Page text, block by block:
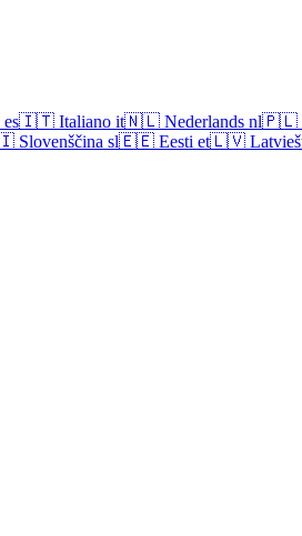
es🇮🇹 Italiano it🇳🇱 Nederlands nl🇵🇱
Slovenščina sl🇪🇪 Eesti et🇱🇻